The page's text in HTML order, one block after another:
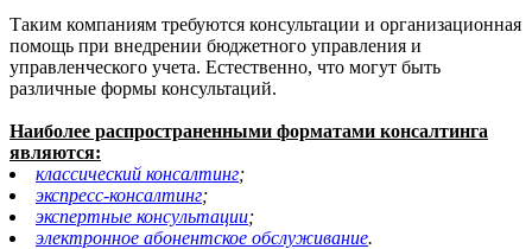
Таким компаниям требуются консультации и организационная
помощь при внедрении бюджетного управления и
управленческого учета. Естественно, что могут быть
различные формы консультаций.
Наиболее распространенными форматами консалтинга
являются:
классический консалтинг;
экспресс-консалтинг;
экспертные консультации;
электронное абонентское обслуживание.